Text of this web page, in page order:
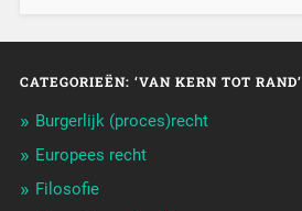
CATEGORIEËN: ‘VAN KERN TOT RAND’
Burgerlijk (proces)recht
Europees recht
Filosofie